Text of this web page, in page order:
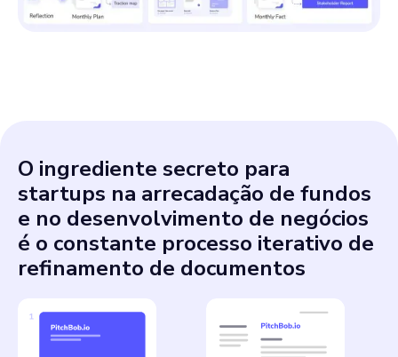
O ingrediente secreto para
startups na arrecadação de fundos
e no desenvolvimento de negócios
é o constante processo iterativo de
refinamento de documentos